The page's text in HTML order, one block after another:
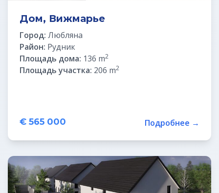
Дом, Вижмарье
Город: Любляна
Район: Рудник
Площадь дома: 136 m2
Площадь участка: 206 m2
€ 565 000 Подробнее →